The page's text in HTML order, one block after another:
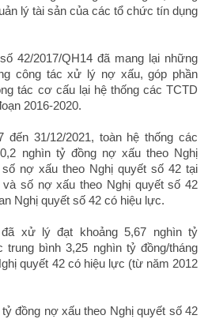
lý tài sản của các tổ chức tín dụng
42/2017/QH14 đã mang lại những
công tác xử lý nợ xấu, góp phần
tác cơ cấu lại hệ thống các TCTD
2016-2020.
đến 31/12/2021, toàn hệ thống các
nghìn tỷ đồng nợ xấu theo Nghị
nợ xấu theo Nghị quyết số 42 tại
số nợ xấu theo Nghị quyết số 42
Nghị quyết số 42 có hiệu lực.
xử lý đạt khoảng 5,67 nghìn tỷ
bình 3,25 nghìn tỷ đồng/tháng
quyết 42 có hiệu lực (từ năm 2012
đồng nợ xấu theo Nghị quyết số 42